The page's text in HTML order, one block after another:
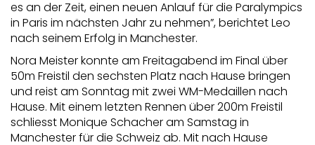
es an der Zeit, einen neuen Anlauf für die Paralympics
in Paris im nächsten Jahr zu nehmen”, berichtet Leo
nach seinem Erfolg in Manchester.
Nora Meister konnte am Freitagabend im Final über
50m Freistil den sechsten Platz nach Hause bringen
und reist am Sonntag mit zwei WM-Medaillen nach
Hause. Mit einem letzten Rennen über 200m Freistil
schliesst Monique Schacher am Samstag in
Manchester für die Schweiz ab. Mit nach Hause